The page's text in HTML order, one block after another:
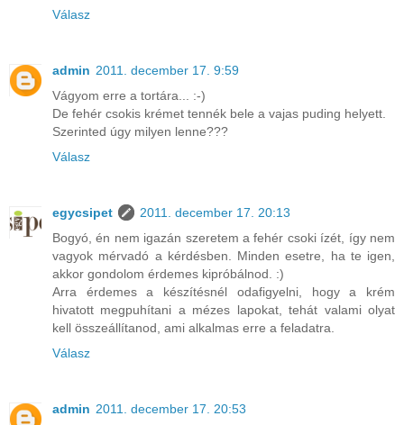
Válasz
admin 2011. december 17. 9:59
Vágyom erre a tortára... :-)
De fehér csokis krémet tennék bele a vajas puding helyett.
Szerinted úgy milyen lenne???
Válasz
egycsipet
2011. december 17. 20:13
Bogyó, én nem igazán szeretem a fehér csoki ízét, így nem
vagyok mérvadó a kérdésben. Minden esetre, ha te igen,
akkor gondolom érdemes kipróbálnod. :)
Arra érdemes a készítésnél odafigyelni, hogy a krém
hivatott megpuhítani a mézes lapokat, tehát valami olyat
kell összeállítanod, ami alkalmas erre a feladatra.
Válasz
admin 2011. december 17. 20:53